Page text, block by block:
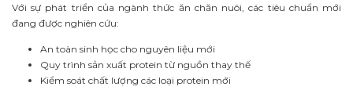
Với sự phát triển của ngành thức ăn chăn nuôi, các tiêu chuẩn mới
đang được nghiên cứu:
An toàn sinh học cho nguyên liệu mới
Quy trình sản xuất protein từ nguồn thay thế
Kiểm soát chất lượng các loại protein mới